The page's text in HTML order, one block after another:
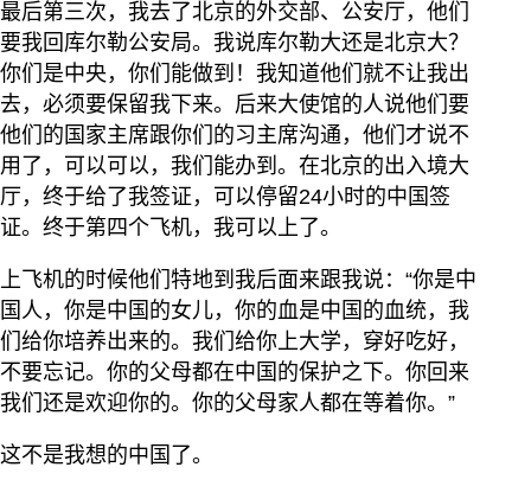
最后第三次，我去了北京的外交部、公安厅，他们
要我回库尔勒公安局。我说库尔勒大还是北京大？
你们是中央，你们能做到！我知道他们就不让我出
去，必须要保留我下来。后来大使馆的人说他们要
他们的国家主席跟你们的习主席沟通，他们才说不
用了，可以可以，我们能办到。在北京的出入境大
厅，终于给了我签证，可以停留24小时的中国签
证。终于第四个飞机，我可以上了。
上飞机的时候他们特地到我后面来跟我说：“你是中
国人，你是中国的女儿，你的血是中国的血统，我
们给你培养出来的。我们给你上大学，穿好吃好，
不要忘记。你的父母都在中国的保护之下。你回来
我们还是欢迎你的。你的父母家人都在等着你。”
这不是我想的中国了。